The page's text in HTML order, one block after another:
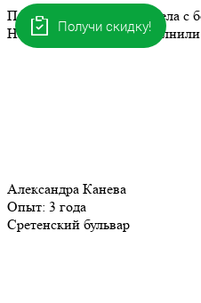
Профессионалы своего дела с
Наши клинеры уже выполнили
Александра Канева
Опыт: 3 года
Сретенский бульвар
Получи скидку!